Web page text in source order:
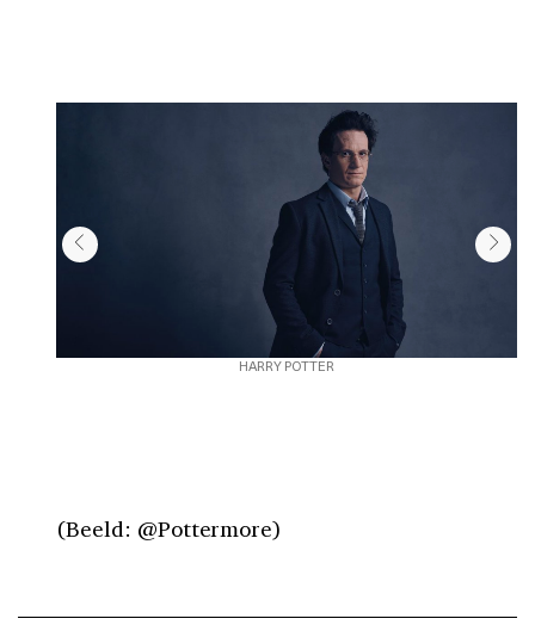
HARRY POTTER
(Beeld: @Pottermore)